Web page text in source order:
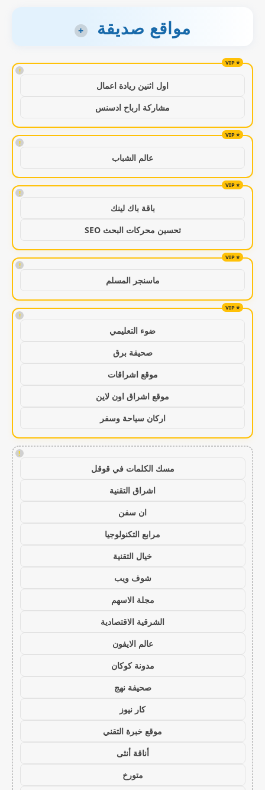
مواقع صديقة +
!
اول اثنين ريادة اعمال
مشاركة ارباح ادسنس
!
عالم الشباب
!
باقة باك لينك
تحسين محركات البحث SEO
!
ماسنجر المسلم
!
ضوء التعليمي
صحيفة برق
موقع اشراقات
موقع اشراق اون لاين
اركان سياحة وسفر
!
مسك الكلمات في قوقل
اشراق التقنية
ان سفن
مرابع التكنولوجيا
خيال التقنية
شوف ويب
مجلة الاسهم
الشرقية الاقتصادية
عالم الايفون
مدونة كوكان
صحيفة نهج
كار نيوز
موقع خبرة التقني
أناقة أنثى
متورخ